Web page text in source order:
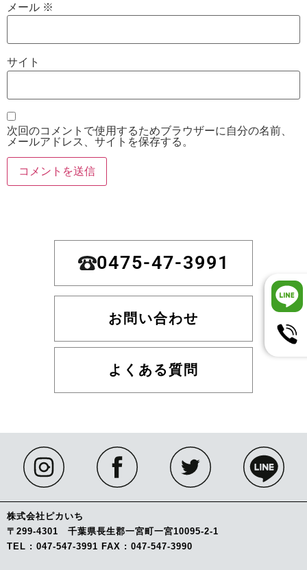
メール ※
サイト
次回のコメントで使用するためブラウザーに自分の名前、
メールアドレス、サイトを保存する。
0475-47-3991
お問い合わせ
よくある質問
株式会社ピカいち
〒299-4301 千葉県長生郡一宮町一宮10095-2-1
TEL : 047-547-3991 FAX : 047-547-3990